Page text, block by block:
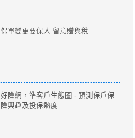
保單變更要保人 留意贈與稅
好險網，準客戶生態圈 - 預測保戶保
險興趣及投保熱度